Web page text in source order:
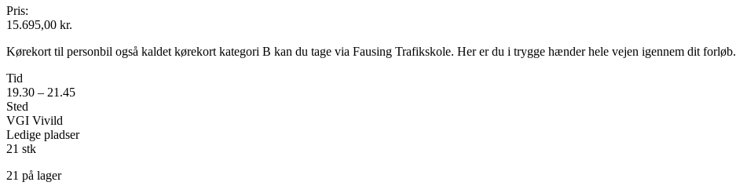
Pris:
15.695,00 kr.
Kørekort til personbil også kaldet kørekort kategori B kan du tage via Fausing Trafikskole. Her er du i trygge hænder hele vejen igennem dit forløb.
Tid
19.30 – 21.45
Sted
VGI Vivild
Ledige pladser
21 stk
21 på lager